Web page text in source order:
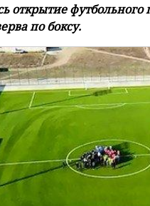
открытие
по боксу.